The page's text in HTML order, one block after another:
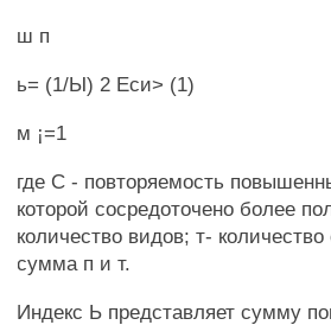
ш п
ь= (1/Ы) 2 Еси> (1)
м ¡=1
где С - повторяемость
которой сосредоточено более
количество видов; т-
сумма п и т.
Индекс Ь представляет сумму